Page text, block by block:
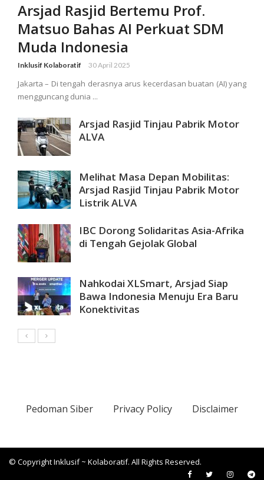
Arsjad Rasjid Bertemu Prof.
Matsuo Bahas AI Perkuat SDM
Muda Indonesia
Inklusif Kolaboratif 30 April 2025
Jakarta – Di tengah derasnya arus kecerdasan buatan (AI) yang
mengguncang dunia ...
Arsjad Rasjid Tinjau Pabrik Motor
ALVA
Melihat Masa Depan Mobilitas:
Arsjad Rasjid Tinjau Pabrik Motor
Listrik ALVA
IBC Dorong Solidaritas Asia-Afrika
di Tengah Gejolak Global
Nahkodai XLSmart, Arsjad Siap
Bawa Indonesia Menuju Era Baru
Konektivitas
Pedoman Siber Privacy Policy Disclaimer
© Copyright Inklusif ~ Kolaboratif. All Rights Reserved.